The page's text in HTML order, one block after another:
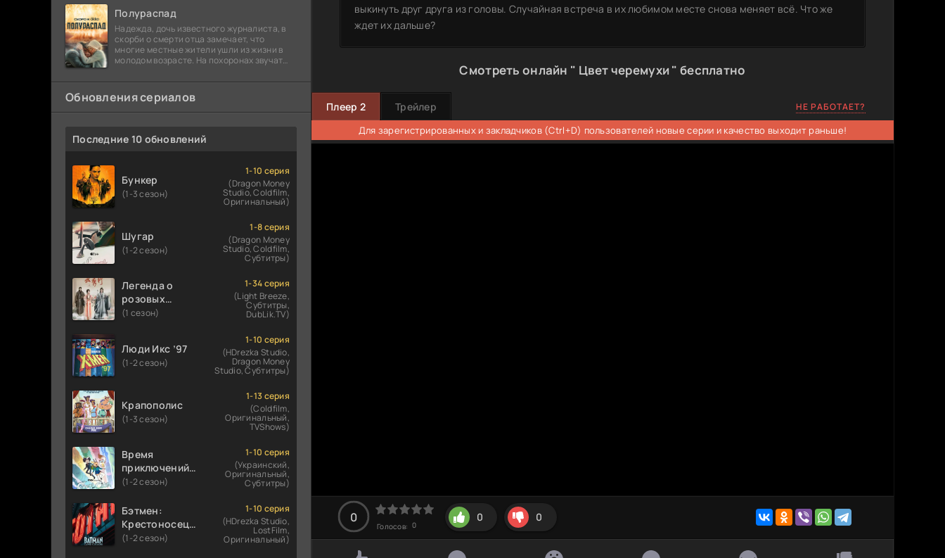
безнадежности.
Полураспад
Надежда, дочь известного журналиста, в
скорби о смерти отца замечает, что
многие местные жители ушли из жизни в
молодом возрасте. На похоронах звучат
Обновления сериалов
Последние 10 обновлений
Бункер
(1-3 сезон)
1-10 серия
(Dragon Money
Studio, Coldfilm,
Оригинальный)
Шугар
(1-2 сезон)
1-8 серия
(Dragon Money
Studio, Coldfilm,
Субтитры)
Легенда о
розовых
облаках
(1 сезон)
1-34 серия
(Light Breeze,
Субтитры,
DubLik.TV)
Люди Икс ’97
(1-2 сезон)
1-10 серия
(HDrezka Studio,
Dragon Money
Studio, Субтитры)
Крапополис
(1-3 сезон)
1-13 серия
(Coldfilm,
Оригинальный,
TVShows)
Время
приключений:
Фионна и Кейк
(1-2 сезон)
1-10 серия
(Украинский,
Оригинальный,
Субтитры)
Бэтмен:
Крестоносец в
плаще
(1-2 сезон)
1-10 серия
(HDrezka Studio,
LostFilm,
Оригинальный)
выкинуть друг друга из головы. Случайная встреча в их любимом месте снова меняет всё. Что же
ждет их дальше?
Смотреть онлайн " Цвет черемухи " бесплатно
Плеер 2 Трейлер НЕ РАБОТАЕТ?
Для зарегистрированных и закладчиков (Ctrl+D) пользователей новые серии и качество выходит раньше!
0
Голосов: 0
0 0